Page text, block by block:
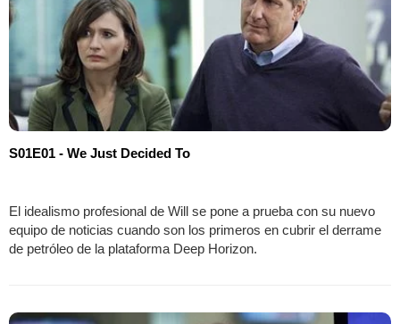
S01E01 - We Just Decided To
El idealismo profesional de Will se pone a prueba con su nuevo
equipo de noticias cuando son los primeros en cubrir el derrame
de petróleo de la plataforma Deep Horizon.